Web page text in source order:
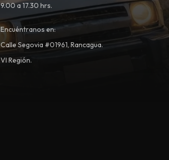
9.00 a 17.30 hrs.
Encuéntranos en:
Calle Segovia #01961, Rancagua.
VI Región.